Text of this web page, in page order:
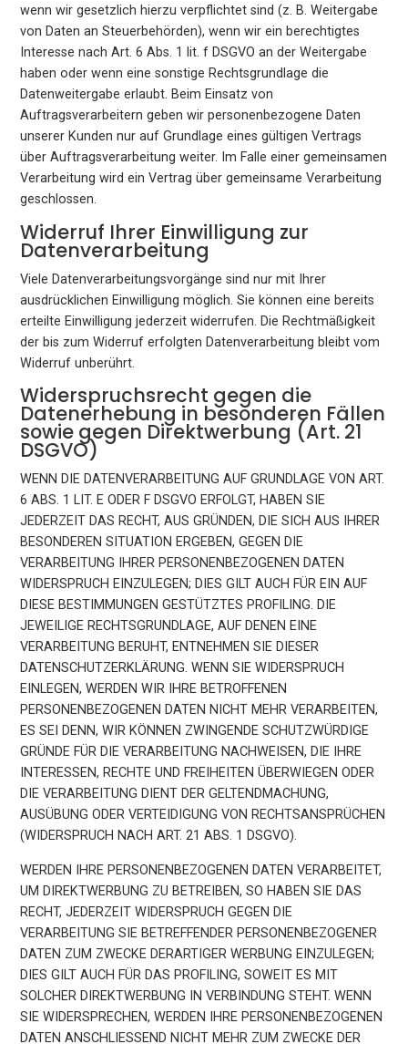
wenn wir gesetzlich hierzu verpflichtet sind (z. B. Weitergabe
von Daten an Steuerbehörden), wenn wir ein berechtigtes
Interesse nach Art. 6 Abs. 1 lit. f DSGVO an der Weitergabe
haben oder wenn eine sonstige Rechtsgrundlage die
Datenweitergabe erlaubt. Beim Einsatz von
Auftragsverarbeitern geben wir personenbezogene Daten
unserer Kunden nur auf Grundlage eines gültigen Vertrags
über Auftragsverarbeitung weiter. Im Falle einer gemeinsamen
Verarbeitung wird ein Vertrag über gemeinsame Verarbeitung
geschlossen.
Widerruf Ihrer Einwilligung zur
Datenverarbeitung
Viele Datenverarbeitungsvorgänge sind nur mit Ihrer
ausdrücklichen Einwilligung möglich. Sie können eine bereits
erteilte Einwilligung jederzeit widerrufen. Die Rechtmäßigkeit
der bis zum Widerruf erfolgten Datenverarbeitung bleibt vom
Widerruf unberührt.
Widerspruchsrecht gegen die
Datenerhebung in besonderen Fällen
sowie gegen Direktwerbung (Art. 21
DSGVO)
WENN DIE DATENVERARBEITUNG AUF GRUNDLAGE VON ART.
6 ABS. 1 LIT. E ODER F DSGVO ERFOLGT, HABEN SIE
JEDERZEIT DAS RECHT, AUS GRÜNDEN, DIE SICH AUS IHRER
BESONDEREN SITUATION ERGEBEN, GEGEN DIE
VERARBEITUNG IHRER PERSONENBEZOGENEN DATEN
WIDERSPRUCH EINZULEGEN; DIES GILT AUCH FÜR EIN AUF
DIESE BESTIMMUNGEN GESTÜTZTES PROFILING. DIE
JEWEILIGE RECHTSGRUNDLAGE, AUF DENEN EINE
VERARBEITUNG BERUHT, ENTNEHMEN SIE DIESER
DATENSCHUTZERKLÄRUNG. WENN SIE WIDERSPRUCH
EINLEGEN, WERDEN WIR IHRE BETROFFENEN
PERSONENBEZOGENEN DATEN NICHT MEHR VERARBEITEN,
ES SEI DENN, WIR KÖNNEN ZWINGENDE SCHUTZWÜRDIGE
GRÜNDE FÜR DIE VERARBEITUNG NACHWEISEN, DIE IHRE
INTERESSEN, RECHTE UND FREIHEITEN ÜBERWIEGEN ODER
DIE VERARBEITUNG DIENT DER GELTENDMACHUNG,
AUSÜBUNG ODER VERTEIDIGUNG VON RECHTSANSPRÜCHEN
(WIDERSPRUCH NACH ART. 21 ABS. 1 DSGVO).
WERDEN IHRE PERSONENBEZOGENEN DATEN VERARBEITET,
UM DIREKTWERBUNG ZU BETREIBEN, SO HABEN SIE DAS
RECHT, JEDERZEIT WIDERSPRUCH GEGEN DIE
VERARBEITUNG SIE BETREFFENDER PERSONENBEZOGENER
DATEN ZUM ZWECKE DERARTIGER WERBUNG EINZULEGEN;
DIES GILT AUCH FÜR DAS PROFILING, SOWEIT ES MIT
SOLCHER DIREKTWERBUNG IN VERBINDUNG STEHT. WENN
SIE WIDERSPRECHEN, WERDEN IHRE PERSONENBEZOGENEN
DATEN ANSCHLIESSEND NICHT MEHR ZUM ZWECKE DER